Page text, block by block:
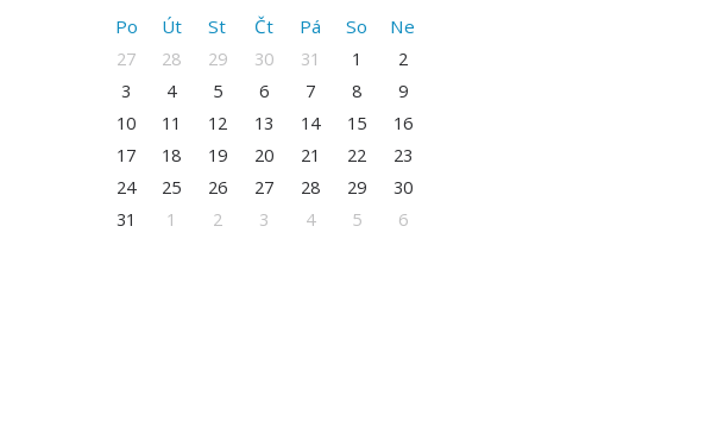
Po Út St Čt Pá So Ne
27 28 29 30 31 1
2
3
4 5 6 7 8
9
10
11 12 13 14 15
16
17
18 19 20 21 22
23
24
25 26 27 28 29
30
31
1 2 3 4 5 6